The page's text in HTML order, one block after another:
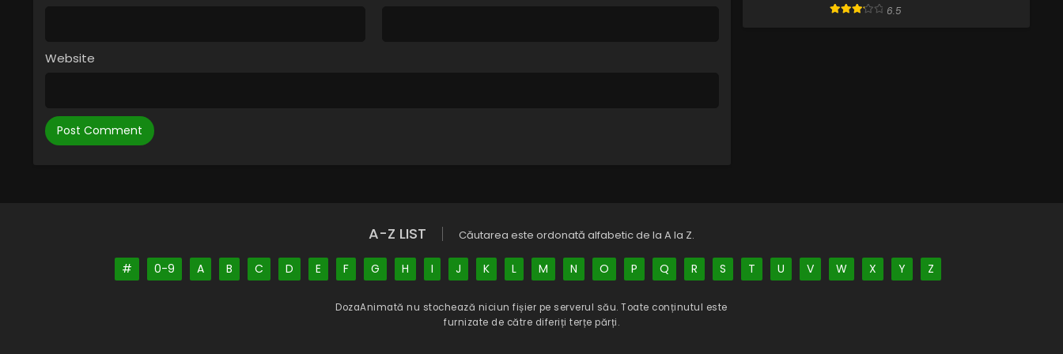
Website
6.5
A-Z LIST Căutarea este ordonată alfabetic de la A la Z.
# 0-9 A B C D E F G H I J K L M N O P Q R S T U V W X Y Z
DozaAnimată nu stochează niciun fișier pe serverul său. Toate conținutul este
furnizate de către diferiți terțe părți.